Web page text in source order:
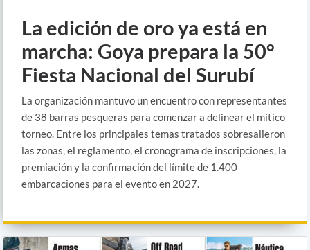
La edición de oro ya está en
marcha: Goya prepara la 50°
Fiesta Nacional del Surubí
La organización mantuvo un encuentro con representantes
de 38 barras pesqueras para comenzar a delinear el mítico
torneo. Entre los principales temas tratados sobresalieron
las zonas, el reglamento, el cronograma de inscripciones, la
premiación y la confirmación del límite de 1.400
embarcaciones para el evento en 2027.